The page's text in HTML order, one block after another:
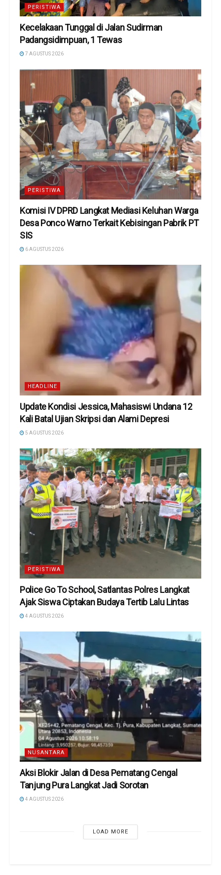
PERISTIWA
Kecelakaan Tunggal di Jalan Sudirman
Padangsidimpuan, 1 Tewas
7 AGUSTUS 2026
PERISTIWA
Komisi IV DPRD Langkat Mediasi Keluhan Warga
Desa Ponco Warno Terkait Kebisingan Pabrik PT
SIS
6 AGUSTUS 2026
HEADLINE
Update Kondisi Jessica, Mahasiswi Undana 12
Kali Batal Ujian Skripsi dan Alami Depresi
5 AGUSTUS 2026
PERISTIWA
Police Go To School, Satlantas Polres Langkat
Ajak Siswa Ciptakan Budaya Tertib Lalu Lintas
4 AGUSTUS 2026
NUSANTARA
Aksi Blokir Jalan di Desa Pematang Cengal
Tanjung Pura Langkat Jadi Sorotan
4 AGUSTUS 2026
LOAD MORE